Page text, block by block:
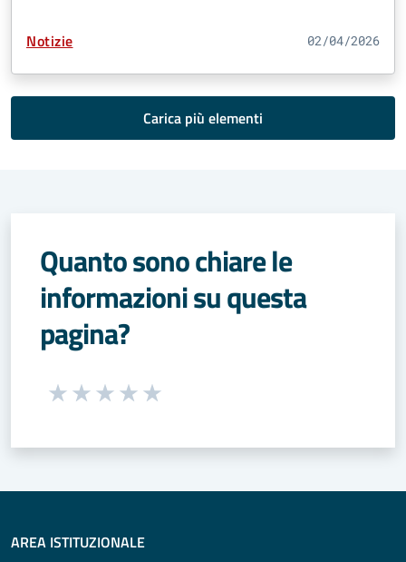
Tipo Contenuto:
Notizie 02/04/2026
Carica più elementi
Quanto sono chiare le
informazioni su questa
pagina?
Seleziona una valutazione da 1 a 5 stelle
AREA ISTITUZIONALE